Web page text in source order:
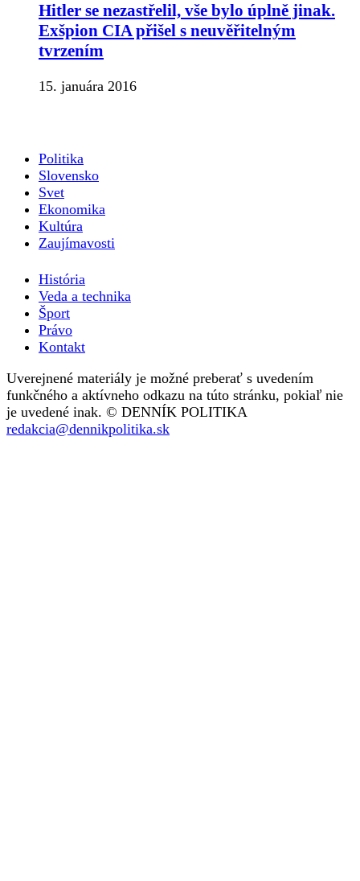
Hitler se nezastřelil, vše bylo úplně jinak.
Exšpion CIA přišel s neuvěřitelným
tvrzením
15. januára 2016
Politika
Slovensko
Svet
Ekonomika
Kultúra
Zaujímavosti
História
Veda a technika
Šport
Právo
Kontakt
Uverejnené materiály je možné preberať s uvedením
funkčného a aktívneho odkazu na túto stránku, pokiaľ nie
je uvedené inak. © DENNÍK POLITIKA
redakcia@dennikpolitika.sk